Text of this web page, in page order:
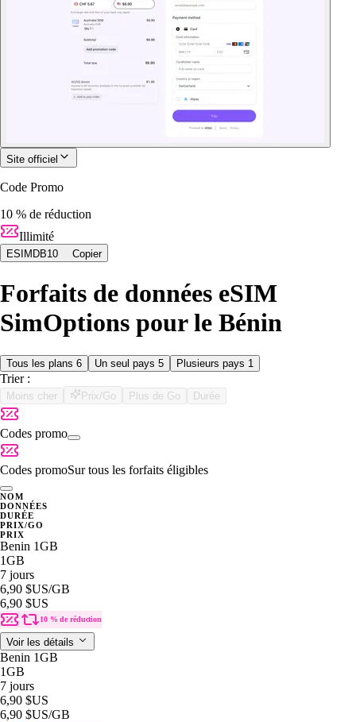
Site officiel
Code Promo
10 % de réduction
Illimité
ESIMDB10 Copier
Forfaits de données eSIM
SimOptions pour le Bénin
Tous les plans 6 Un seul pays 5 Plusieurs pays 1
Trier :
Moins cher Prix/Go Plus de Go Durée
Codes promo
Codes promoSur tous les forfaits éligibles
NOM
DONNÉES
DURÉE
PRIX/GO
PRIX
Benin 1GB
1GB
7 jours
6,90 $US/GB
6,90 $US
10 % de réduction
Voir les détails
Benin 1GB
1GB
7 jours
6,90 $US
6,90 $US/GB